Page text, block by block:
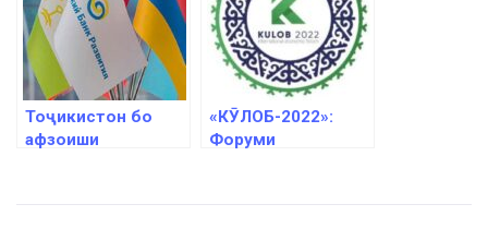
Тоҷикистон бо
афзоиши
«КӮЛОБ-2022»:
Форуми